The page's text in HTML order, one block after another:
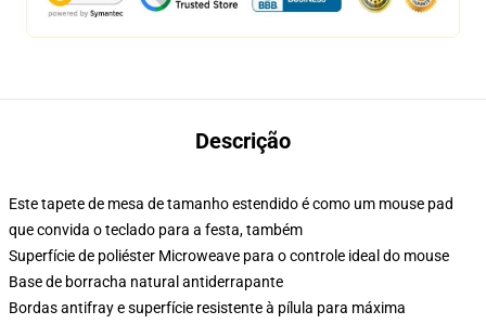
Descrição
Este tapete de mesa de tamanho estendido é como um mouse pad
que convida o teclado para a festa, também
Superfície de poliéster Microweave para o controle ideal do mouse
Base de borracha natural antiderrapante
Bordas antifray e superfície resistente à pílula para máxima